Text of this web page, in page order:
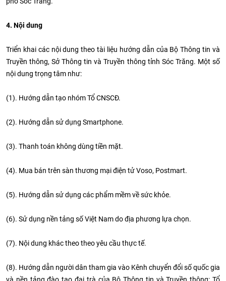
4. Nội dung
Triển khai các nội dung theo tài liệu hướng dẫn của Bộ Thông tin và
Truyền thông, Sở Thông tin và Truyền thông tỉnh Sóc Trăng. Một số
nội dung trọng tâm như:
(1). Hướng dẫn tạo nhóm Tổ CNSCĐ.
(2). Hướng dẫn sử dụng Smartphone.
(3). Thanh toán không dùng tiền mặt.
(4). Mua bán trên sàn thương mại điện tử Voso, Postmart.
(5). Hướng dẫn sử dụng các phẩm mềm về sức khỏe.
(6). Sử dụng nền tảng số Việt Nam do địa phương lựa chọn.
(7). Nội dung khác theo theo yêu cầu thực tế.
(8). Hướng dẫn người dân tham gia vào Kênh chuyển đổi số quốc gia